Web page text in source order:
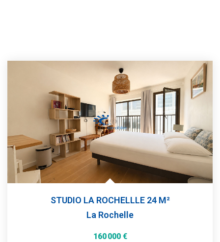
STUDIO LA ROCHELLLE 24 M²
La Rochelle
160 000 €